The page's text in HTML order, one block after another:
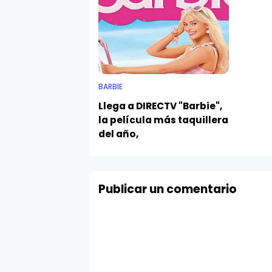
BARBIE
Llega a DIRECTV "Barbie",
la película más taquillera
del año,
Publicar un comentario